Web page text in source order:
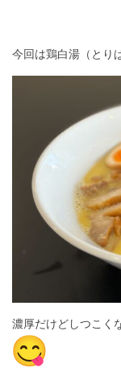
今回は鶏白湯（とり
濃厚だけどしつこく